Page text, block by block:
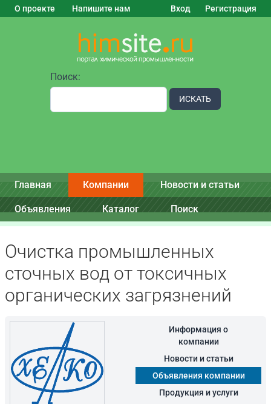
О проекте Напишите нам Вход Регистрация
Поиск:
ИСКАТЬ
Главная Компании Новости и статьи
Объявления Каталог Поиск
Очистка промышленных
сточных вод от токсичных
органических загрязнений
Информация о
компании
Новости и статьи
Объявления компании
Продукция и услуги